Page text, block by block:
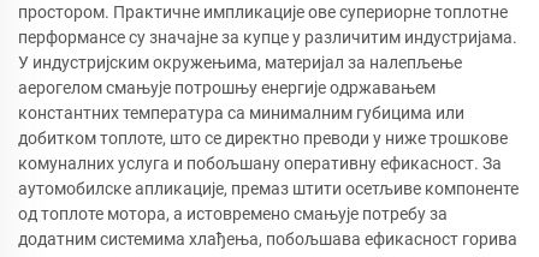
простором. Практичне импликације ове супериорне топлотне
перформансе су значајне за купце у различитим индустријама.
У индустријским окружењима, материјал за налепљење
аерогелом смањује потрошњу енергије одржавањем
константних температура са минималним губицима или
добитком топлоте, што се директно преводи у ниже трошкове
комуналних услуга и побољшану оперативну ефикасност. За
аутомобилске апликације, премаз штити осетљиве компоненте
од топлоте мотора, а истовремено смањује потребу за
додатним системима хлађења, побољшава ефикасност горива